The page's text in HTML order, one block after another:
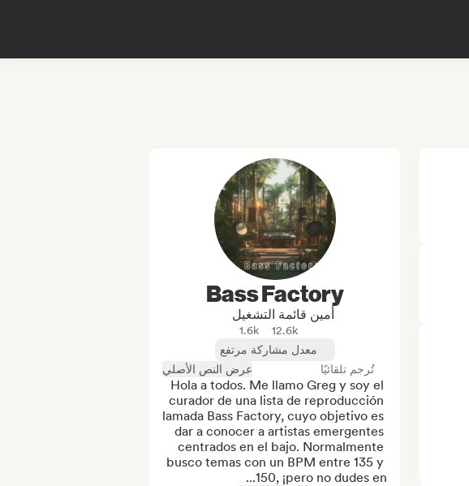
Bass Factory
أمين قائمة التشغيل
12.6k
1.6k
معدل مشاركة مرتفع
تُرجم تلقائيًا
عرض النص الأصلي
Hola a todos. Me llamo Greg y soy el
curador de una lista de reproducción
llamada Bass Factory, cuyo objetivo es
dar a conocer a artistas emergentes
centrados en el bajo. Normalmente
busco temas con un BPM entre 135 y
150, ¡pero no dudes en...